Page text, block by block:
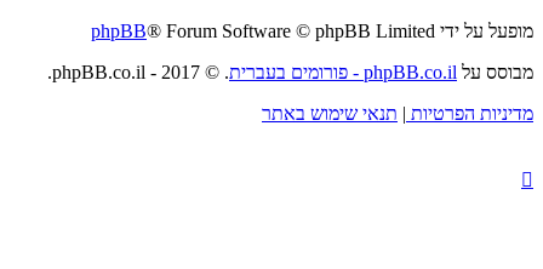
מופעל על ידי phpBB® Forum Software © phpBB Limited
מבוסס על phpBB.co.il - פורומים בעברית
. © 2017 - phpBB.co.il.
מדיניות הפרטיות | תנאי שימוש באתר